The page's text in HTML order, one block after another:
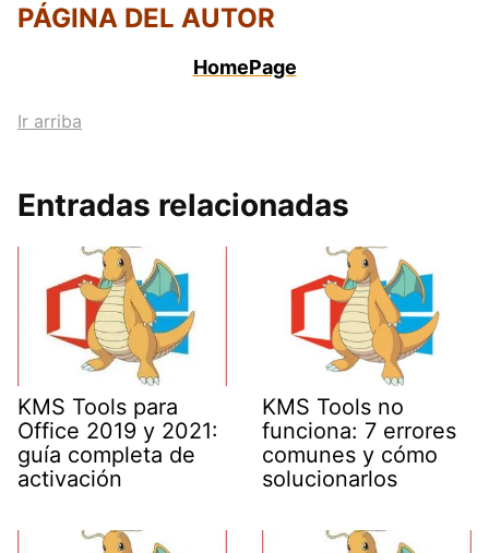
PÁGINA DEL AUTOR
HomePage
Ir arriba
Entradas relacionadas
KMS Tools para
Office 2019 y 2021:
guía completa de
activación
KMS Tools no
funciona: 7 errores
comunes y cómo
solucionarlos